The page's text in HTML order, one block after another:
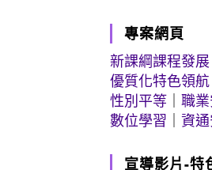
專案網頁
新課綱課程發展
優質化特色領航
性別平等 ｜職
數位學習 ｜資
宣導影片-特